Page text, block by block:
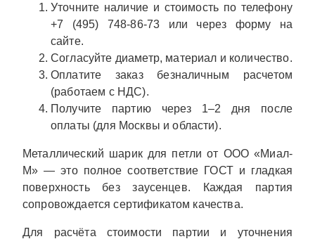
Уточните наличие и стоимость по телефону
+7 (495) 748-86-73 или через форму на
сайте.
Согласуйте диаметр, материал и количество.
Оплатите заказ безналичным расчетом
(работаем с НДС).
Получите партию через 1–2 дня после
оплаты (для Москвы и области).
Металлический шарик для петли от ООО «Миал-
М» — это полное соответствие ГОСТ и гладкая
поверхность без заусенцев. Каждая партия
сопровождается сертификатом качества.
Для расчёта стоимости партии и уточнения